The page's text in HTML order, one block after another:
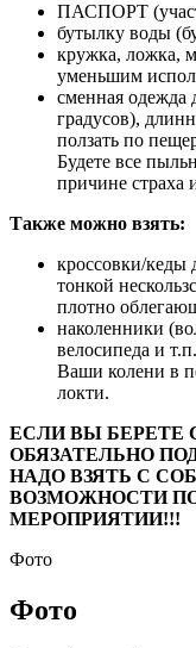
ПАСПОРТ
бутылку воды
кружка, ложка,
уменьшим
сменная одежда
градусов),
ползать по
Будете все
причине страха
Также можно взять:
кроссовки/кеды
тонкой
плотно
наколенники
велосипеда и
Ваши колени в
локти.
ЕСЛИ ВЫ БЕРЕТЕ
ОБЯЗАТЕЛЬНО
НАДО ВЗЯТЬ С
ВОЗМОЖНОСТИ
МЕРОПРИЯТИИ!!!
Фото
Фото